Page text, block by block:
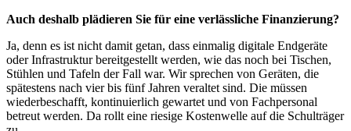
Auch deshalb plädieren Sie für eine verlässliche Finanzierung?
Ja, denn es ist nicht damit getan, dass einmalig digitale Endgeräte
oder Infrastruktur bereitgestellt werden, wie das noch bei Tischen,
Stühlen und Tafeln der Fall war. Wir sprechen von Geräten, die
spätestens nach vier bis fünf Jahren veraltet sind. Die müssen
wiederbeschafft, kontinuierlich gewartet und von Fachpersonal
betreut werden. Da rollt eine riesige Kostenwelle auf die Schulträger